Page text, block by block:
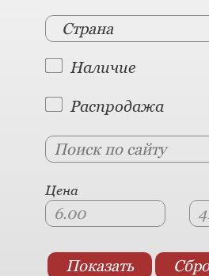
Страна
Наличие
Распродажа
Цена